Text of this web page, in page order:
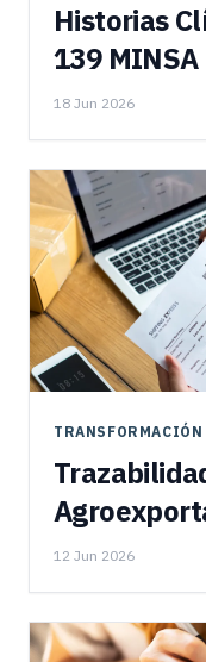
Historias
139 MINSA
18 Jun 2026
12 Jun 2026